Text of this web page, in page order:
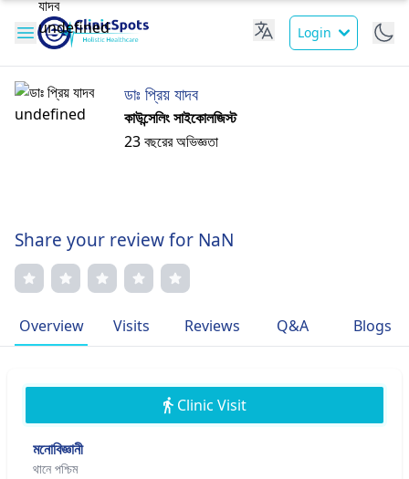
Login
ডাঃ প্রিয় যাদব
কাউন্সেলিং সাইকোলজিস্ট
23 বছরের অভিজ্ঞতা
Share your review for NaN
Overview Visits Reviews Q&A Blogs
Clinic Visit
মনোবিজ্ঞানী
থানে পশ্চিম